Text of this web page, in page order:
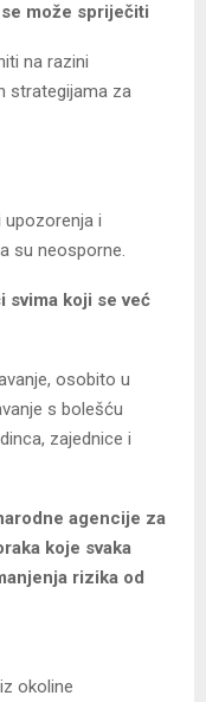
može spriječiti
na razini
strategijama za
i
su neosporne.
svima koji se već
osobito u
s bolešću
zajednice i
agencije za
koje svaka
rizika od
okoline